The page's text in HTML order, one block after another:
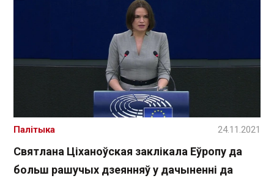
Святлана Ціханоўская заклікала Еўропу да
больш рашучых дзеянняў у дачыненні да
Палітыка 24.11.2021